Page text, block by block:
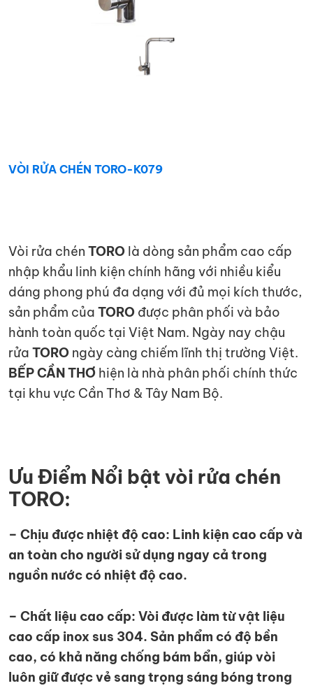
VÒI RỬA CHÉN TORO-K079
Vòi rửa chén TORO là dòng sản phẩm cao cấp
nhập khẩu linh kiện chính hãng với nhiều kiểu
dáng phong phú đa dạng với đủ mọi kích thước,
sản phẩm của TORO được phân phối và bảo
hành toàn quốc tại Việt Nam. Ngày nay chậu
rửa TORO ngày càng chiếm lĩnh thị trường Việt.
BẾP CẦN THƠ hiện là nhà phân phối chính thức
tại khu vực Cần Thơ & Tây Nam Bộ.
Ưu Điểm Nổi bật vòi rửa chén
TORO:
– Chịu được nhiệt độ cao: Linh kiện cao cấp và
an toàn cho người sử dụng ngay cả trong
nguồn nước có nhiệt độ cao.
– Chất liệu cao cấp: Vòi được làm từ vật liệu
cao cấp inox sus 304. Sản phẩm có độ bền
cao, có khả năng chống bám bẩn, giúp vòi
luôn giữ được vẻ sang trọng sáng bóng trong